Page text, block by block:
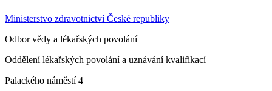
Ministerstvo zdravotnictví České republiky
Odbor vědy a lékařských povolání
Oddělení lékařských povolání a uznávání kvalifikací
Palackého náměstí 4